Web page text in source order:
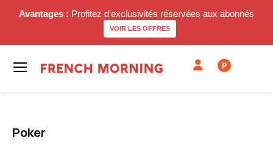
Avantages : Profitez d'exclusivités réservées aux abonnés
VOIR LES OFFRES
P
Poker